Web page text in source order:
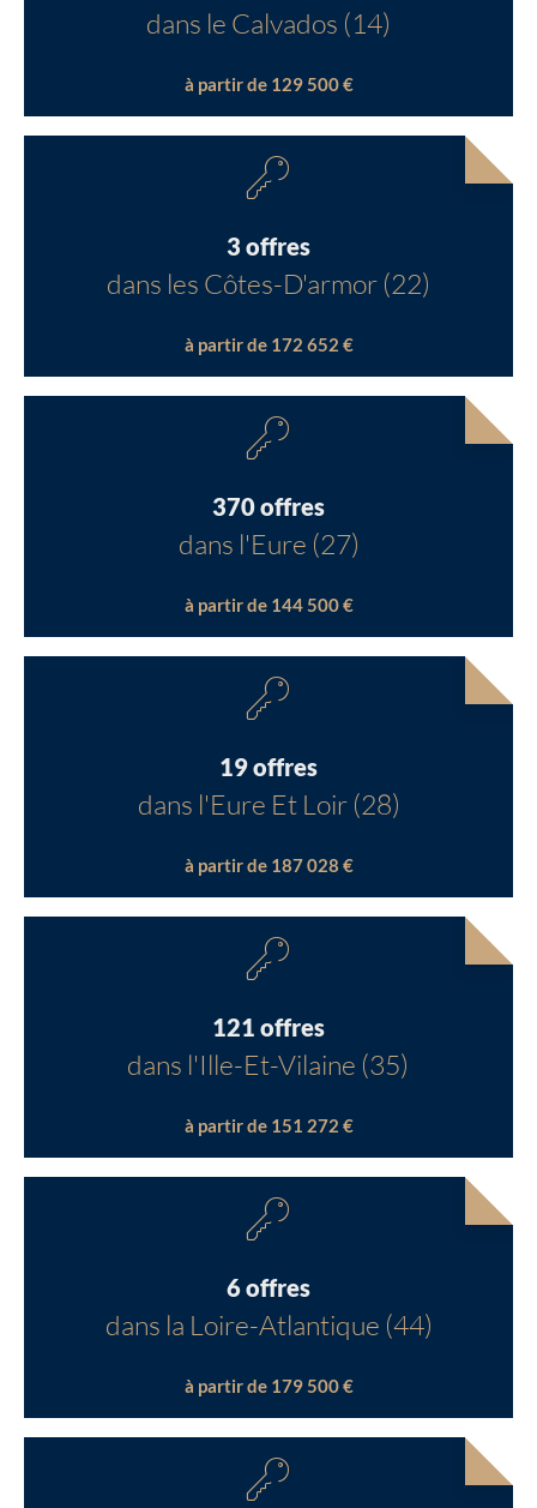
dans le Calvados (14)
à partir de 129 500 €
3 offres
dans les Côtes-D'armor (22)
à partir de 172 652 €
370 offres
dans l'Eure (27)
à partir de 144 500 €
19 offres
dans l'Eure Et Loir (28)
à partir de 187 028 €
121 offres
dans l'Ille-Et-Vilaine (35)
à partir de 151 272 €
6 offres
dans la Loire-Atlantique (44)
à partir de 179 500 €